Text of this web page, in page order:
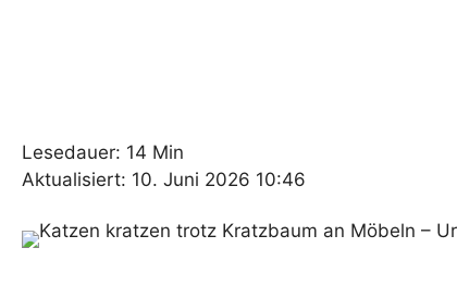
Lesedauer: 14 Min
Aktualisiert: 10. Juni 2026 10:46